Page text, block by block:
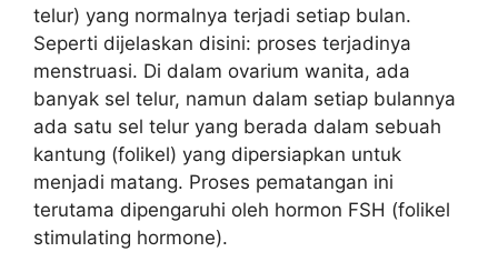
telur) yang normalnya terjadi setiap bulan.
Seperti dijelaskan disini: proses terjadinya
menstruasi. Di dalam ovarium wanita, ada
banyak sel telur, namun dalam setiap bulannya
ada satu sel telur yang berada dalam sebuah
kantung (folikel) yang dipersiapkan untuk
menjadi matang. Proses pematangan ini
terutama dipengaruhi oleh hormon FSH (folikel
stimulating hormone).